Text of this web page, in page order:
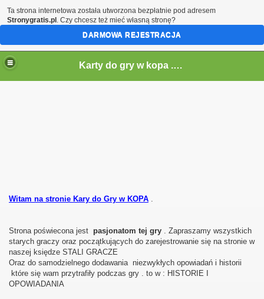
Karty do gry w kopa . Gra w kopa
Witam na stronie Kary do Gry w KOPA .
Strona poświecona jest pasjonatom tej gry . Zapraszamy wszystkich
starych graczy oraz początkujących do zarejestrowanie się na stronie w
naszej księdze STALI GRACZE
Oraz do samodzielnego dodawania niezwykłych opowiadań i historii
które się wam przytrafiły podczas gry . to w : HISTORIE I
OPOWIADANIA
Ta strona internetowa została utworzona bezpłatnie pod adresem
Stronygratis.pl . Czy chcesz też mieć własną stronę?
DARMOWA REJESTRACJA